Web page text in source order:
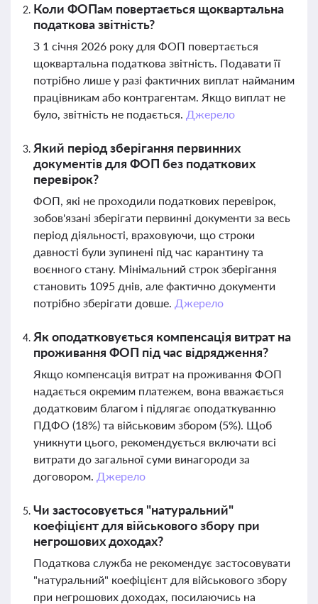
Коли ФОПам повертається щоквартальна
податкова звітність?
З 1 січня 2026 року для ФОП повертається
щоквартальна податкова звітність. Подавати її
потрібно лише у разі фактичних виплат найманим
працівникам або контрагентам. Якщо виплат не
було, звітність не подається. Джерело
Який період зберігання первинних
документів для ФОП без податкових
перевірок?
ФОП, які не проходили податкових перевірок,
зобов'язані зберігати первинні документи за весь
період діяльності, враховуючи, що строки
давності були зупинені під час карантину та
воєнного стану. Мінімальний строк зберігання
становить 1095 днів, але фактично документи
потрібно зберігати довше. Джерело
Як оподатковується компенсація витрат на
проживання ФОП під час відрядження?
Якщо компенсація витрат на проживання ФОП
надається окремим платежем, вона вважається
додатковим благом і підлягає оподаткуванню
ПДФО (18%) та військовим збором (5%). Щоб
уникнути цього, рекомендується включати всі
витрати до загальної суми винагороди за
договором. Джерело
Чи застосовується "натуральний"
коефіцієнт для військового збору при
негрошових доходах?
Податкова служба не рекомендує застосовувати
"натуральний" коефіцієнт для військового збору
при негрошових доходах, посилаючись на